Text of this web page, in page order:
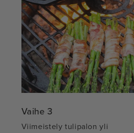
Vaihe 3
Viimeistely tulipalon yli